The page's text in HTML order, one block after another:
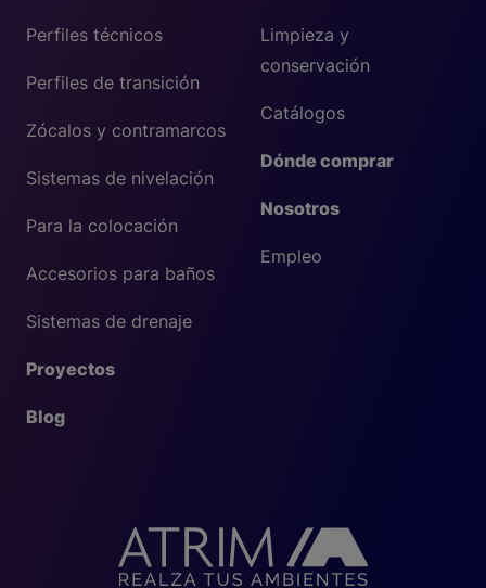
Limpieza y
conservación
Catálogos
Dónde comprar
Nosotros
Empleo
Perfiles técnicos
Perfiles de transición
Zócalos y contramarcos
Sistemas de nivelación
Para la colocación
Accesorios para baños
Sistemas de drenaje
Proyectos
Blog